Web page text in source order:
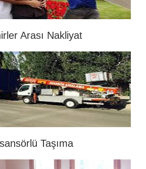
Arası Nakliyat
Taşıma